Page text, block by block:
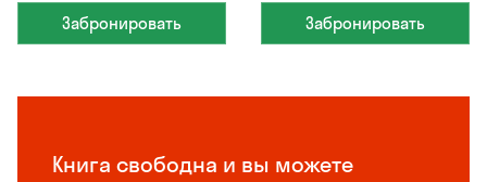
Книга свободна и вы можете
Забронировать Забронировать